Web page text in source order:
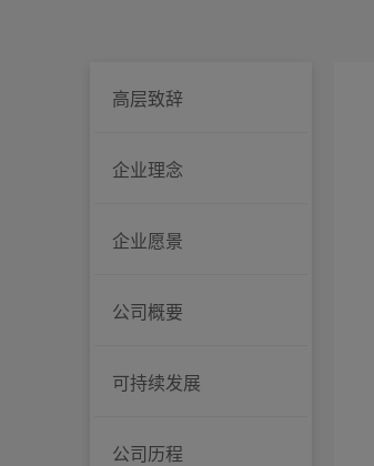
高层致辞
企业理念
企业愿景
公司概要
可持续发展
公司历程